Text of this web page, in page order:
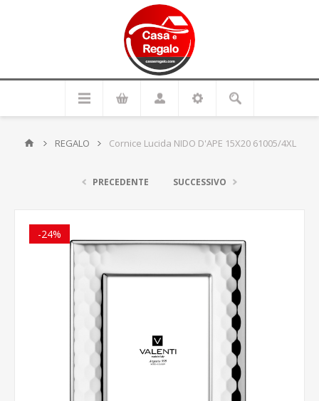
REGALO Cornice Lucida NIDO D'APE 15X20 61005/4XL
PRECEDENTE SUCCESSIVO
-24%